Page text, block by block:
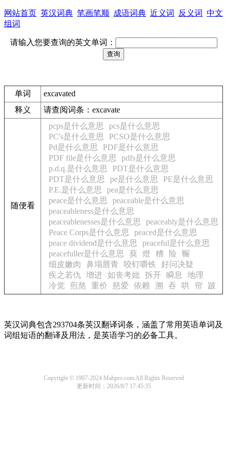
网站首页 英汉词典 笔画笔顺 成语词典 近义词 反义词 中文
组词
请输入您要查询的英文单词：
单词
excavated
释义
请查阅词条：excavate
随便看
pcps是什么意思
pcs是什么意思
PC's是什么意思
PCSO是什么意思
Pd是什么意思
PDF是什么意思
PDF file是什么意思
pdfs是什么意思
p.d.q.是什么意思
PDT是什么意思
PDT是什么意思
pe是什么意思
PE是什么意思
P.E.是什么意思
pea是什么意思
peace是什么意思
peaceable是什么意思
peaceableness是什么意思
peaceablenesses是什么意思
peaceably是什么意思
Peace Corps是什么意思
peaced是什么意思
peace dividend是什么意思
peaceful是什么意思
peacefuller是什么意思
葜 燈 糟 险
冁
细皮嫩肉
鼻塌唇青 咬钉嚼铁
好问决疑
疾之若仇 增进 如丧考妣 拆开 瞬息
地理
冷觉
煎熬 重价 慈爱 依赖 溯 吞 哄 帘 跛
英汉词典包含293704条英汉翻译词条，涵盖了常用英语单词及
词组短语的翻译及用法，是英语学习的必备工具。
Copyright © 1997-2024 Mahpro.com All Rights Reserved
更新时间：2026/8/7 17:45:35